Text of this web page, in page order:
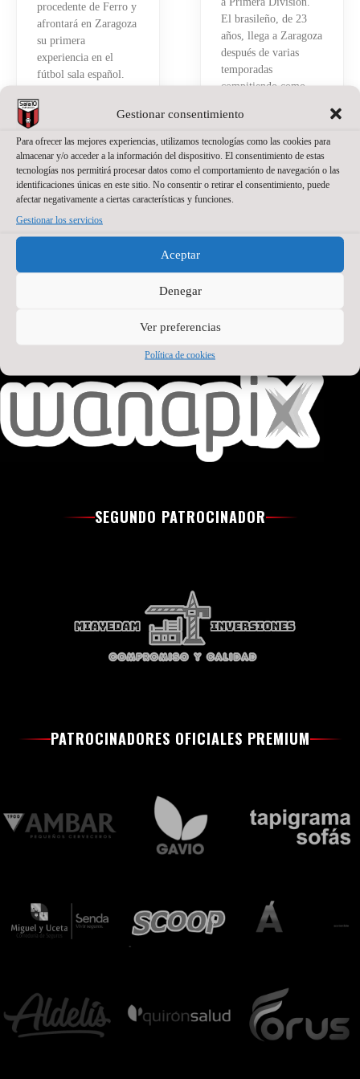
Gestionar consentimiento
Para ofrecer las mejores experiencias, utilizamos tecnologías como las cookies para
almacenar y/o acceder a la información del dispositivo. El consentimiento de estas
tecnologías nos permitirá procesar datos como el comportamiento de navegación o las
identificaciones únicas en este sitio. No consentir o retirar el consentimiento, puede
afectar negativamente a ciertas características y funciones.
Gestionar los servicios
Aceptar
Denegar
Ver preferencias
Política de cookies
procedente de Ferro y
afrontará en Zaragoza
su primera
experiencia en el
fútbol sala español.
detrás hay ya bastante
recorrido.
Read More »
El brasileño, de 23
años, llega a Zaragoza
después de varias
temporadas
compitiendo como
Brasil
Read More »
SEGUNDO PATROCINADOR
PATROCINADORES OFICIALES PREMIUM